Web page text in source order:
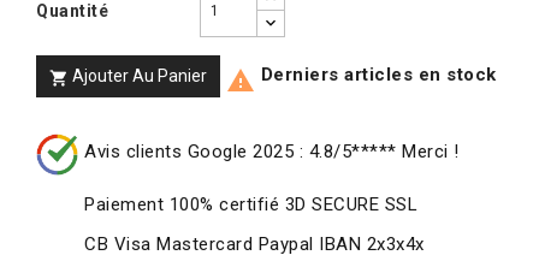
Quantité
 Ajouter Au Panier  Derniers articles en stock
Avis clients Google 2025 : 4.8/5***** Merci !
Paiement 100% certifié 3D SECURE SSL
CB Visa Mastercard Paypal IBAN 2x3x4x